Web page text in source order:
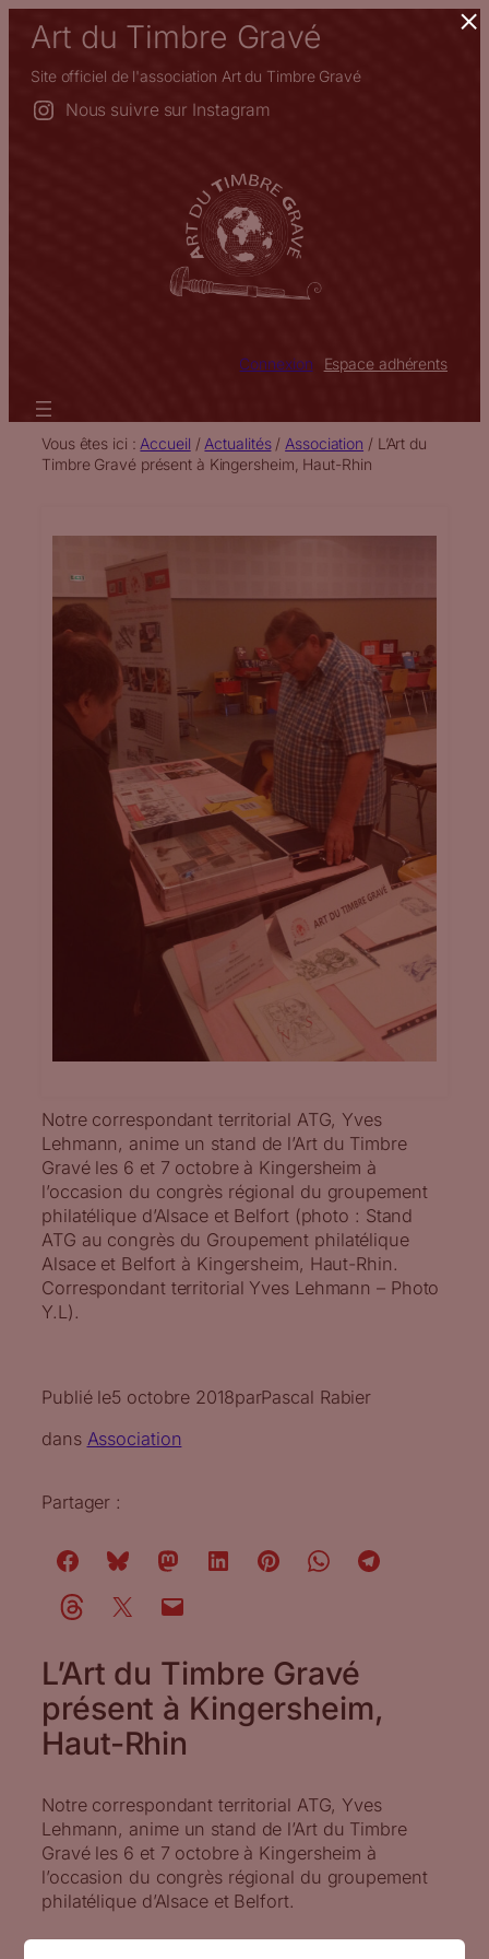
Aller
contenu
Art du Timbre Gravé
Site officiel de l'association Art du Timbre Gravé
Nous suivre sur Instagram
Connexion Espace adhérents
Vous êtes ici : Accueil / Actualités/ Association / L’Art du
Timbre Gravé présent à Kingersheim, Haut-Rhin
Notre correspondant territorial ATG, Yves
Lehmann, anime un stand de l’Art du Timbre
Gravé les 6 et 7 octobre à Kingersheim à
l’occasion du congrès régional du groupement
philatélique d’Alsace et Belfort (photo : Stand
ATG au congrès du Groupement philatélique
Alsace et Belfort à Kingersheim, Haut-Rhin.
Correspondant territorial Yves Lehmann – Photo
Y.L).
Publié le5 octobre 2018parPascal Rabier
dans Association
Partager :
L’Art du Timbre Gravé
présent à Kingersheim,
Haut-Rhin
Notre correspondant territorial ATG, Yves
Lehmann, anime un stand de l’Art du Timbre
Gravé les 6 et 7 octobre à Kingersheim à
l’occasion du congrès régional du groupement
philatélique d’Alsace et Belfort.
Yves Lehmann, correspondant territorial ATG, de
×